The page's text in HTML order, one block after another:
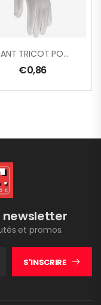
GANT TRICOT POLYESTER/ PAUME PU
€0,86
newsletter
et promos.
S'INSCRIRE